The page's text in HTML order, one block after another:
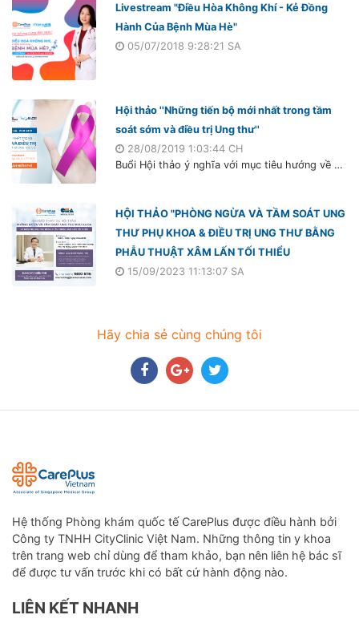
Livestream "Điều Hòa Không Khí - Kẻ Đồng
Hành Của Bệnh Mùa Hè"
05/07/2018 9:28:21 SA
Hội thảo ''Những tiến bộ mới nhất trong tầm
soát sớm và điều trị Ung thư''
28/08/2019 1:03:44 CH
Buổi Hội thảo ý nghĩa với mục tiêu hướng về cộng đồng, giúp mọi người hiểu rõ bản chất của căn bệnh được ví như bản án tử - Ung thư, cùng việc cập nhập những tiến bộ mới nhất của khoa học y học trong Tầm soát sớm và Điều trị hiệu quả các bệnh Ung thư thường gặp và đặc biệt là Ung thư vú.
HỘI THẢO "PHÒNG NGỪA VÀ TẦM SOÁT UNG
THƯ PHỤ KHOA & ĐIỀU TRỊ UNG THƯ BẰNG
PHẪU THUẬT XÂM LẤN TỐI THIỂU
15/09/2023 11:13:07 SA
Hãy chia sẻ cùng chúng tôi
Hệ thống Phòng khám quốc tế CarePlus được điều hành bởi
Công ty TNHH CityClinic Việt Nam. Những thông tin y khoa
trên trang web chỉ dùng để tham khảo, bạn nên liên hệ bác sĩ
để được tư vấn trước khi có bất cứ hành động nào.
LIÊN KẾT NHANH